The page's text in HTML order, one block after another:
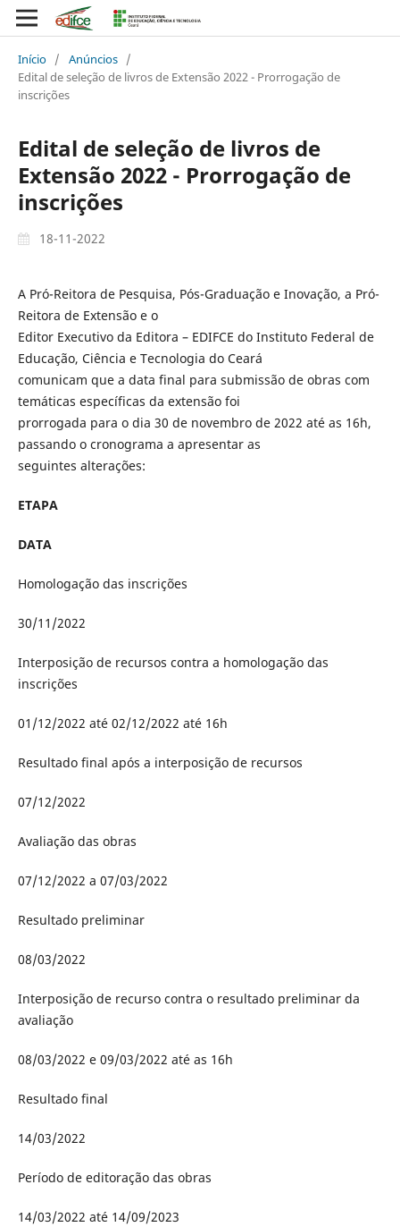
Início / Anúncios /
Edital de seleção de livros de Extensão 2022 - Prorrogação de
inscrições
Edital de seleção de livros de
Extensão 2022 - Prorrogação de
inscrições
18-11-2022
A Pró-Reitora de Pesquisa, Pós-Graduação e Inovação, a Pró-
Reitora de Extensão e o
Editor Executivo da Editora – EDIFCE do Instituto Federal de
Educação, Ciência e Tecnologia do Ceará
comunicam que a data final para submissão de obras com
temáticas específicas da extensão foi
prorrogada para o dia 30 de novembro de 2022 até as 16h,
passando o cronograma a apresentar as
seguintes alterações:
ETAPA
DATA
Homologação das inscrições
30/11/2022
Interposição de recursos contra a homologação das
inscrições
01/12/2022 até 02/12/2022 até 16h
Resultado final após a interposição de recursos
07/12/2022
Avaliação das obras
07/12/2022 a 07/03/2022
Resultado preliminar
08/03/2022
Interposição de recurso contra o resultado preliminar da
avaliação
08/03/2022 e 09/03/2022 até as 16h
Resultado final
14/03/2022
Período de editoração das obras
14/03/2022 até 14/09/2023